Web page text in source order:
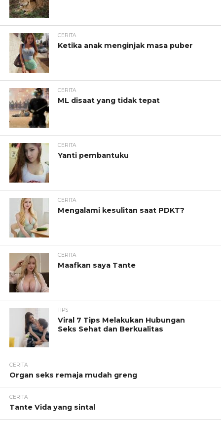
CERITA
Ketika anak menginjak masa puber
CERITA
ML disaat yang tidak tepat
CERITA
Yanti pembantuku
CERITA
Mengalami kesulitan saat PDKT?
CERITA
Maafkan saya Tante
TIPS
Viral 7 Tips Melakukan Hubungan
Seks Sehat dan Berkualitas
CERITA
Organ seks remaja mudah greng
CERITA
Tante Vida yang sintal